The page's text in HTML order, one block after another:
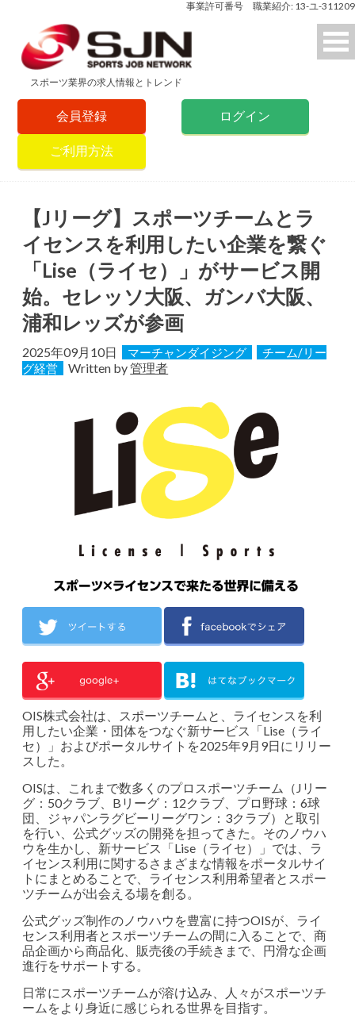
事業許可番号 職業紹介: 13-ユ-311209
スポーツ業界の求人情報とトレンド
会員登録 ログイン
ご利用方法
【Jリーグ】スポーツチームとラ
イセンスを利用したい企業を繋ぐ
「Lise（ライセ）」がサービス開
始。セレッソ大阪、ガンバ大阪、
浦和レッズが参画
2025年09月10日 マーチャンダイジング
チーム/リー
グ経営
Written by管理者
OIS株式会社は、スポーツチームと、ライセンスを利
用したい企業・団体をつなぐ新サービス「Lise（ライ
セ）」およびポータルサイトを2025年9月9日にリリー
スした。
OISは、これまで数多くのプロスポーツチーム（Jリー
グ：50クラブ、Bリーグ：12クラブ、プロ野球：6球
団、ジャパンラグビーリーグワン：3クラブ）と取引
を行い、公式グッズの開発を担ってきた。そのノウハ
ウを生かし、新サービス「Lise（ライセ）」では、ラ
イセンス利用に関するさまざまな情報をポータルサイ
トにまとめることで、ライセンス利用希望者とスポー
ツチームが出会える場を創る。
公式グッズ制作のノウハウを豊富に持つOISが、ライ
センス利用者とスポーツチームの間に入ることで、商
品企画から商品化、販売後の手続きまで、円滑な企画
進行をサポートする。
日常にスポーツチームが溶け込み、人々がスポーツチ
ームをより身近に感じられる世界を目指す。